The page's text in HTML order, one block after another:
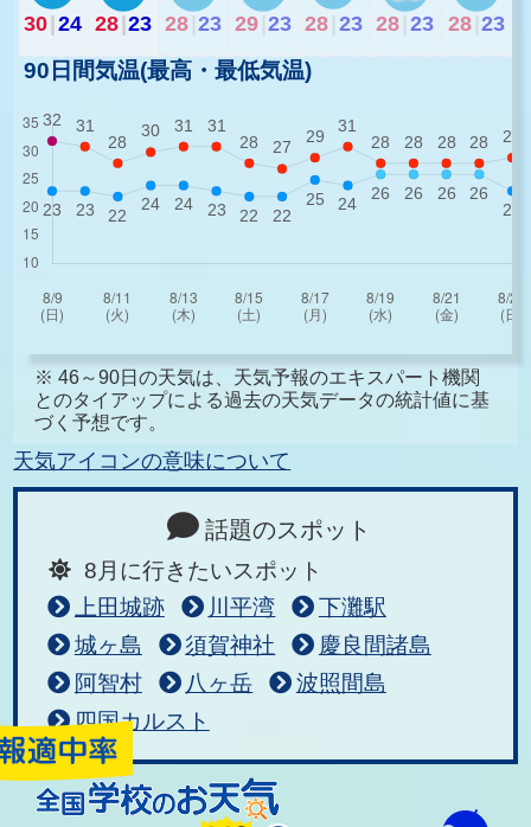
30|24 28|23 28 23 29 23 28 23 28 23 28 23
90日間気温(最高・最低気温)
※ 46～90日の天気は、天気予報のエキスパート機関
とのタイアップによる過去の天気データの統計値に基
づく予想です。
天気アイコンの意味について
話題のスポット
8月に行きたいスポット
上田城跡
川平湾
下灘駅
城ヶ島
須賀神社
慶良間諸島
阿智村
八ヶ岳
波照間島
四国カルスト